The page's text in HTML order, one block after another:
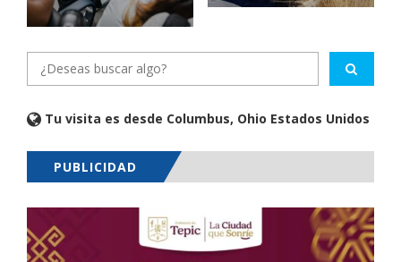
Tu visita es desde Columbus, Ohio Estados Unidos
PUBLICIDAD